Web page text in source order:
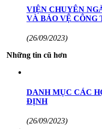
VIỆN CHUYÊN
VÀ BẢO VỆ CÔNG
(26/09/2023)
Những tin cũ hơn
DANH MỤC CÁC
ĐỊNH
(26/09/2023)